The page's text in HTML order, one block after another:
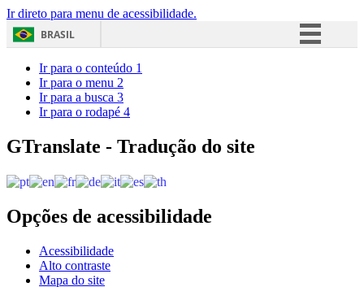
Ir direto para menu de acessibilidade.
BRASIL
Acesso à informação
Ir para o conteúdo 1
Ir para o menu 2
Ir para a busca 3
Ir para o rodapé 4
GTranslate - Tradução do site
Opções de acessibilidade
Acessibilidade
Alto contraste
Mapa do site